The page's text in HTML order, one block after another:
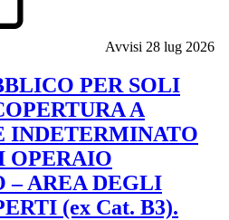
Avvisi 28 lug 2026
PER SOLI
A
INDETERMINATO
OPERAIO
– AREA DEGLI
(ex Cat. B3).